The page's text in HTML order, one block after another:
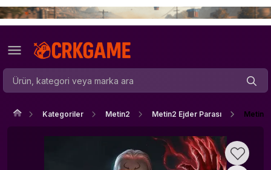
Kategoriler Metin2 Metin2 Ejder Parası Metin2